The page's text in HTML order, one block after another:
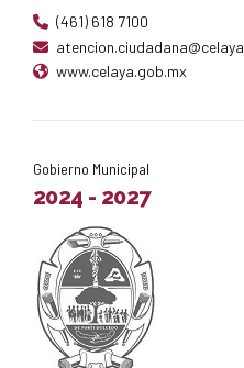
(461) 618 7100
www.celaya.gob.mx
Gobierno Municipal
2024 - 2027